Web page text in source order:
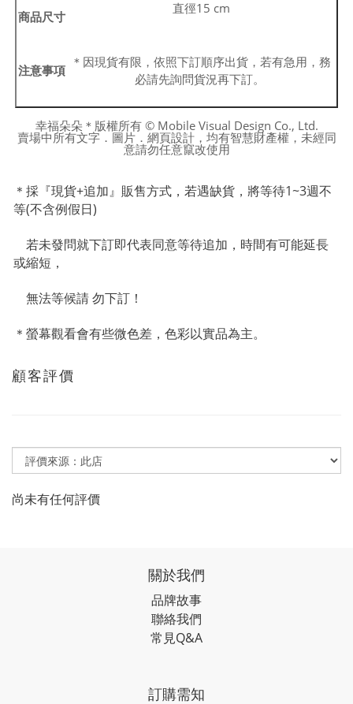
商品尺寸
直徑15 cm
注意事項
＊因現貨有限，依照下訂順序出貨，若有急用，務
必請先詢問貨況再下訂。
幸福朵朵＊版權所有 © Mobile Visual Design Co., Ltd.
賣場中所有文字．圖片．網頁設計，均有智慧財產權，未經同
意請勿任意竄改使用
＊採『現貨+追加』販售方式，若遇缺貨，將等待1~3週不
等(不含例假日)
若未發問就下訂即代表同意等待追加，時間有可能延長
或縮短，
無法等候請 勿下訂！
＊螢幕觀看會有些微色差，色彩以實品為主。
顧客評價
尚未有任何評價
關於我們
品牌故事
聯絡我們
常見Q&A
訂購需知